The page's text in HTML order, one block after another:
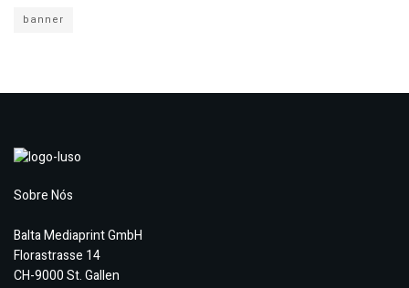
banner
Sobre Nós
Balta Mediaprint GmbH
Florastrasse 14
CH-9000 St. Gallen